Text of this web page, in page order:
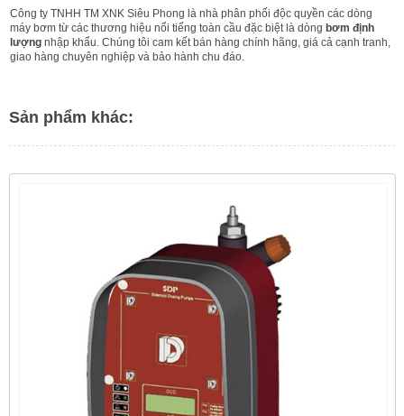
Công ty TNHH TM XNK Siêu Phong là nhà phân phối độc quyền các dòng
máy bơm từ các thương hiệu nổi tiếng toàn cầu đặc biệt là dòng bơm định
lượng nhập khẩu. Chúng tôi cam kết bán hàng chính hãng, giá cả cạnh tranh,
giao hàng chuyên nghiệp và bảo hành chu đáo.
Sản phẩm khác: